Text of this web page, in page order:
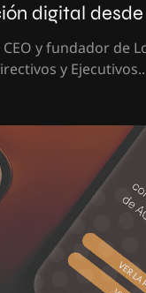
digital desde
y fundador de
y